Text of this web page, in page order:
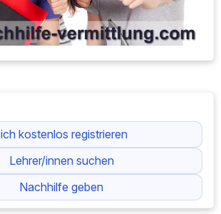
kostenlos registrieren
Lehrer/innen suchen
Nachhilfe geben